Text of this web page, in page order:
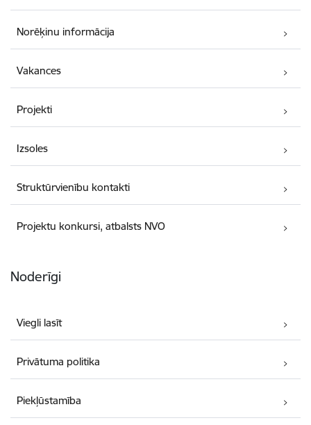
Norēķinu informācija
Vakances
Projekti
Izsoles
Struktūrvienību kontakti
Projektu konkursi, atbalsts NVO
Noderīgi
Viegli lasīt
Privātuma politika
Piekļūstamība